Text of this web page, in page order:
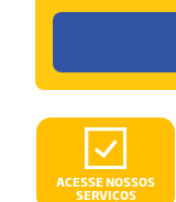
ACESSE NOSSOS
SERVIÇOS